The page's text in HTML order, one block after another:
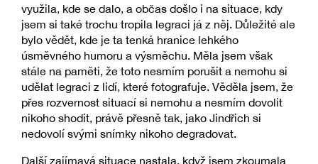
využila, kde se dalo, a občas došlo i na situace, kdy
jsem si také trochu tropila legraci já z něj. Důležité ale
bylo vědět, kde je ta tenká hranice lehkého
úsměvného humoru a výsměchu. Měla jsem však
stále na paměti, že toto nesmím porušit a nemohu si
udělat legraci z lidí, které fotografuje. Věděla jsem, že
přes rozvernost situací si nemohu a nesmím dovolit
nikoho shodit, právě přesně tak, jako Jindřich si
nedovolí svými snímky nikoho degradovat.
Další zajímavá situace nastala, když jsem zkoumala